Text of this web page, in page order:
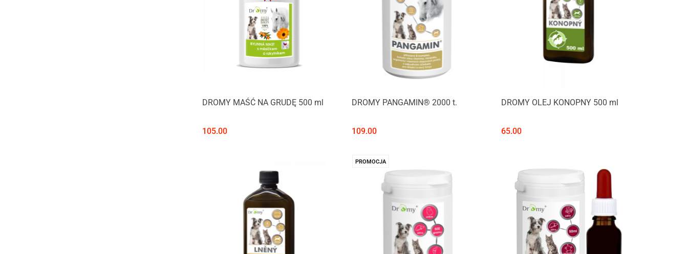
DROMY MAŚĆ NA GRUDĘ 500 ml
105.00
DROMY PANGAMIN® 2000 t.
109.00
DROMY OLEJ KONOPNY 500 ml
65.00
PROMOCJA